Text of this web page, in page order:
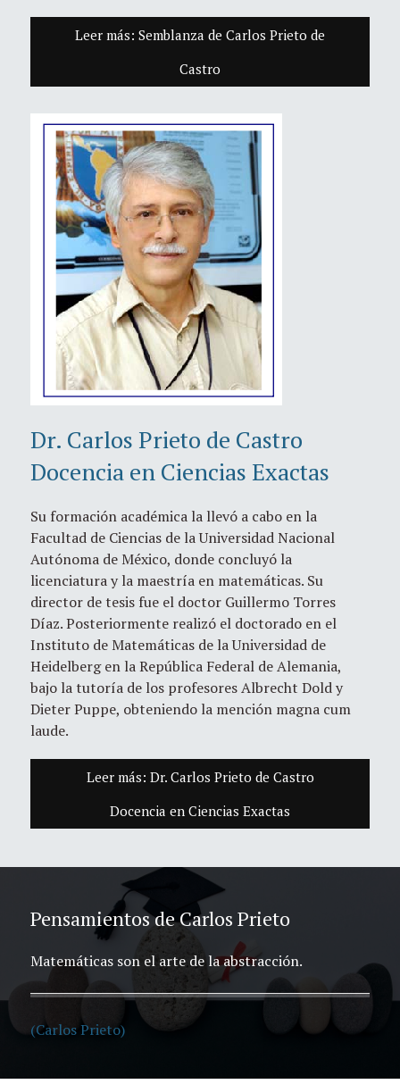
Leer más: Semblanza de Carlos Prieto de
Castro
Dr. Carlos Prieto de Castro
Docencia en Ciencias Exactas
Su formación académica la llevó a cabo en la
Facultad de Ciencias de la Universidad Nacional
Autónoma de México, donde concluyó la
licenciatura y la maestría en matemáticas. Su
director de tesis fue el doctor Guillermo Torres
Díaz. Posteriormente realizó el doctorado en el
Instituto de Matemáticas de la Universidad de
Heidelberg en la República Federal de Alemania,
bajo la tutoría de los profesores Albrecht Dold y
Dieter Puppe, obteniendo la mención magna cum
laude.
Leer más: Dr. Carlos Prieto de Castro
Docencia en Ciencias Exactas
Pensamientos de Carlos Prieto
Matemáticas son el arte de la abstracción.
(Carlos Prieto)